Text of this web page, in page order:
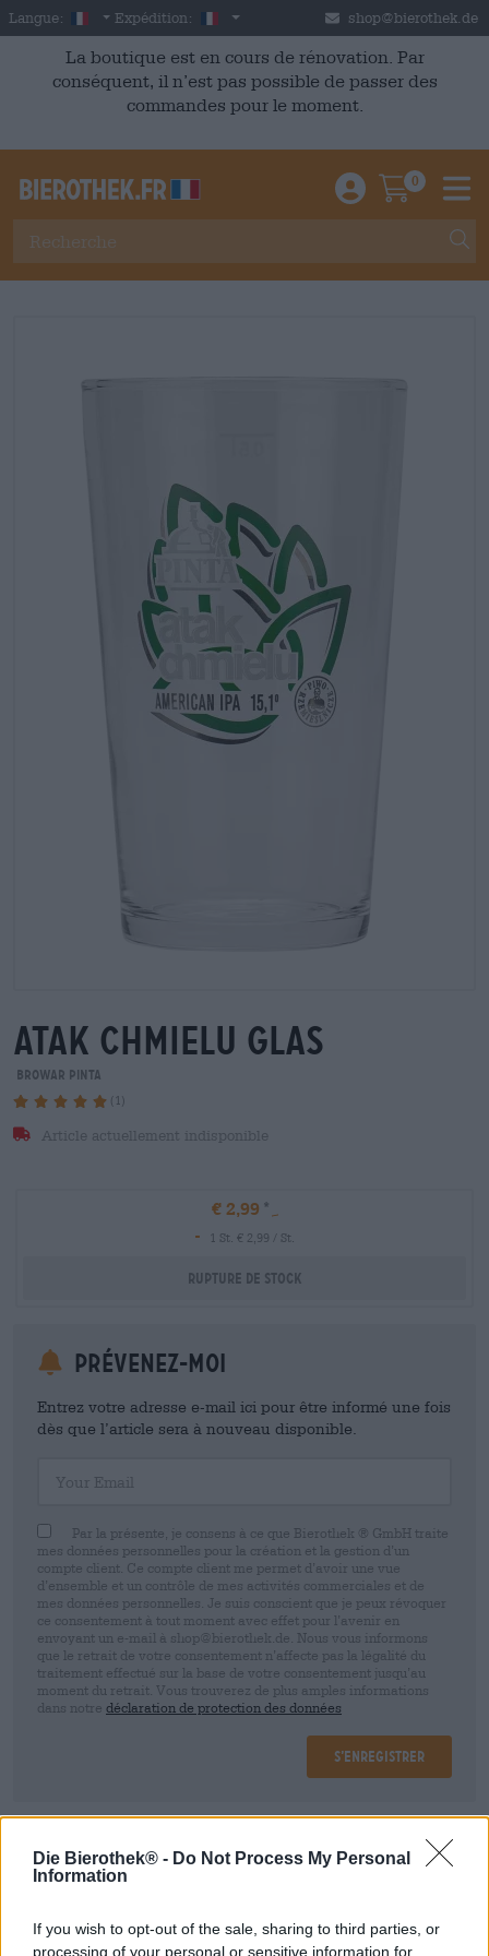
Die Bierothek® - Do Not Process My Personal
Information
If you wish to opt-out of the sale, sharing to third parties, or
processing of your personal or sensitive information for
Skip to main content
Langue: French
Expédition: France shop@bierothek.de
La boutique est en cours de rénovation. Par
conséquent, il n’est pas possible de passer des
commandes pour le moment.
Einloggen /
0
atak chmielu glas
Browar Pinta
(1)
Article actuellement indisponible
€ 2,99
-
1 St. € 2,99 / St.
Rupture de stock
Prévenez-moi
Entrez votre adresse e-mail ici pour être informé une fois
dès que l’article sera à nouveau disponible.
Par la présente, je consens à ce que Bierothek ® GmbH traite
mes données personnelles pour la création et la gestion d’un
compte client. Ce compte client me permet d’avoir une vue
d’ensemble et un contrôle de mes activités commerciales et de
mes données personnelles. Je suis conscient que je peux révoquer
ce consentement à tout moment avec effet pour l’avenir en
envoyant un e-mail à shop@bierothek.de. Nous vous informons
que le retrait de votre consentement n’affecte pas la légalité du
traitement effectué sur la base de votre consentement jusqu’au
moment du retrait. Vous trouverez de plus amples informations
dans notre déclaration de protection des données
S’enregistrer